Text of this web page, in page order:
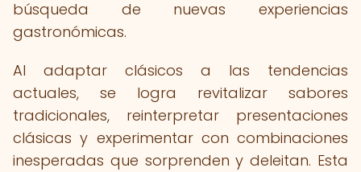
búsqueda de nuevas experiencias
gastronómicas.
Al adaptar clásicos a las tendencias
actuales, se logra revitalizar sabores
tradicionales, reinterpretar presentaciones
clásicas y experimentar con combinaciones
inesperadas que sorprenden y deleitan. Esta